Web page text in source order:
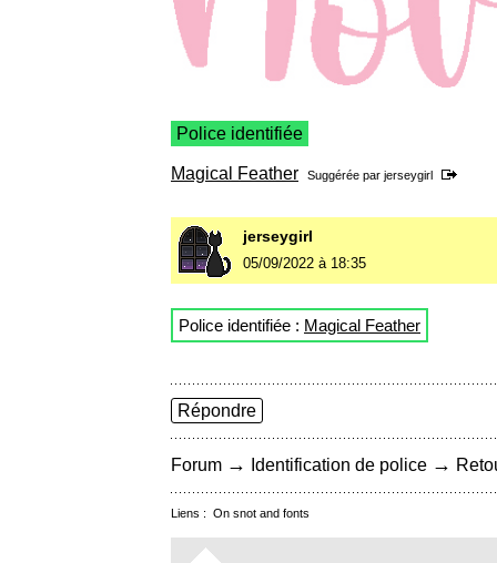
Police identifiée
Magical Feather Suggérée par jerseygirl
jerseygirl
05/09/2022 à 18:35
Police identifiée : Magical Feather
Répondre
Forum → Identification de police →
Liens : On snot and fonts